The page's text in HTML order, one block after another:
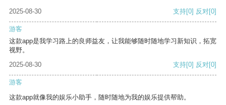
2025-08-30 支持[0] 反对[0]
游客
这款app是我学习路上的良师益友，让我能够随时随地学习新知识，拓宽
视野。
2025-08-30
支持[0] 反对[0]
游客
这款app就像我的娱乐小助手，随时随地为我的娱乐提供帮助。